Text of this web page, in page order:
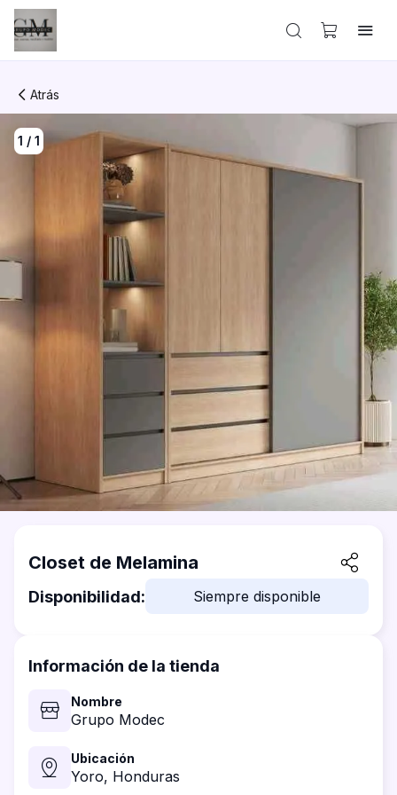
Atrás
1 / 1
Closet de Melamina
Disponibilidad: Siempre disponible
Información de la tienda
Nombre
Grupo Modec
Ubicación
Yoro, Honduras